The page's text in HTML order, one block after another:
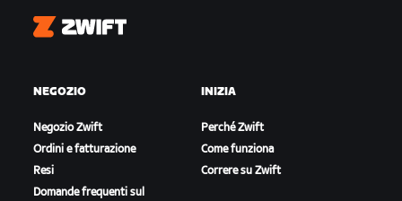
Zwift
NEGOZIO
Negozio Zwift
Ordini e fatturazione
Resi
Domande frequenti sul
INIZIA
Perché Zwift
Come funziona
Correre su Zwift